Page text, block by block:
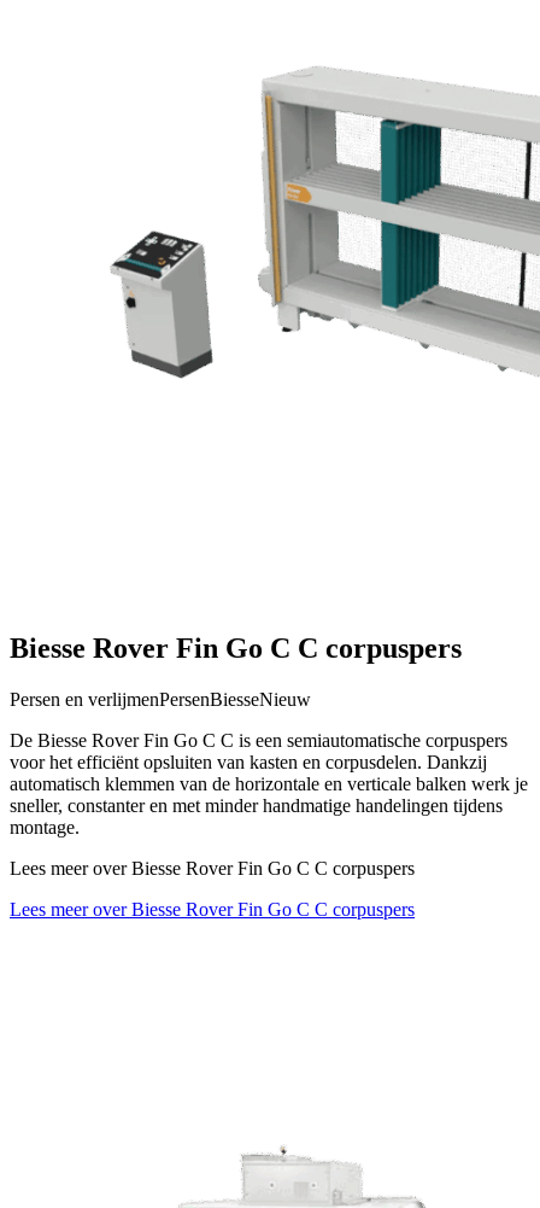
Biesse Rover Fin Go C C corpuspers
Persen en verlijmenPersenBiesseNieuw
De Biesse Rover Fin Go C C is een semiautomatische corpuspers
voor het efficiënt opsluiten van kasten en corpusdelen. Dankzij
automatisch klemmen van de horizontale en verticale balken werk je
sneller, constanter en met minder handmatige handelingen tijdens
montage.
Lees meer over Biesse Rover Fin Go C C corpuspers
Lees meer over Biesse Rover Fin Go C C corpuspers